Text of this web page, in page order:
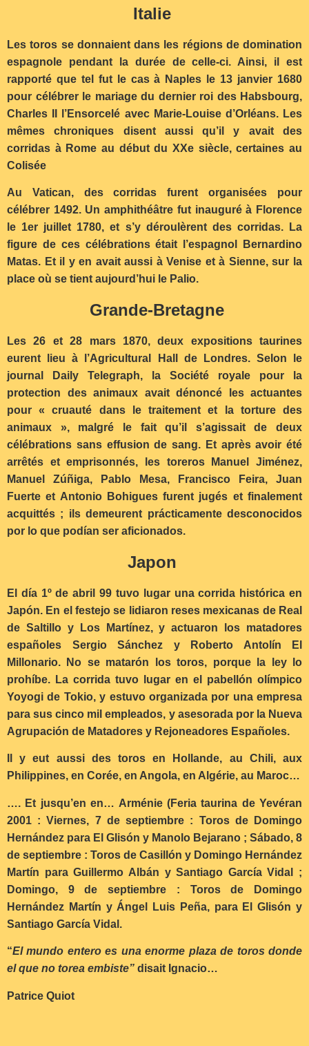
Italie
Les toros se donnaient dans les régions de domination
espagnole pendant la durée de celle-ci. Ainsi, il est
rapporté que tel fut le cas à Naples le 13 janvier 1680
pour célébrer le mariage du dernier roi des Habsbourg,
Charles II l’Ensorcelé avec Marie-Louise d’Orléans. Les
mêmes chroniques disent aussi qu’il y avait des
corridas à Rome au début du XXe siècle, certaines au
Colisée
Au Vatican, des corridas furent organisées pour
célébrer 1492. Un amphithéâtre fut inauguré à Florence
le 1er juillet 1780, et s’y déroulèrent des corridas. La
figure de ces célébrations était l’espagnol Bernardino
Matas. Et il y en avait aussi à Venise et à Sienne, sur la
place où se tient aujourd’hui le Palio.
Grande-Bretagne
Les 26 et 28 mars 1870, deux expositions taurines
eurent lieu à l’Agricultural Hall de Londres. Selon le
journal Daily Telegraph, la Société royale pour la
protection des animaux avait dénoncé les actuantes
pour « cruauté dans le traitement et la torture des
animaux », malgré le fait qu’il s’agissait de deux
célébrations sans effusion de sang. Et après avoir été
arrêtés et emprisonnés, les toreros Manuel Jiménez,
Manuel Zúñiga, Pablo Mesa, Francisco Feira, Juan
Fuerte et Antonio Bohigues furent jugés et finalement
acquittés ; ils demeurent prácticamente desconocidos
por lo que podían ser aficionados.
Japon
El día 1º de abril 99 tuvo lugar una corrida histórica en
Japón. En el festejo se lidiaron reses mexicanas de Real
de Saltillo y Los Martínez, y actuaron los matadores
españoles Sergio Sánchez y Roberto Antolín El
Millonario. No se matarón los toros, porque la ley lo
prohíbe. La corrida tuvo lugar en el pabellón olímpico
Yoyogi de Tokio, y estuvo organizada por una empresa
para sus cinco mil empleados, y asesorada por la Nueva
Agrupación de Matadores y Rejoneadores Españoles.
Il y eut aussi des toros en Hollande, au Chili, aux
Philippines, en Corée, en Angola, en Algérie, au Maroc…
…. Et jusqu’en en… Arménie (Feria taurina de Yevéran
2001 : Viernes, 7 de septiembre : Toros de Domingo
Hernández para El Glisón y Manolo Bejarano ; Sábado, 8
de septiembre : Toros de Casillón y Domingo Hernández
Martín para Guillermo Albán y Santiago García Vidal ;
Domingo, 9 de septiembre : Toros de Domingo
Hernández Martín y Ángel Luis Peña, para El Glisón y
Santiago García Vidal.
“El mundo entero es una enorme plaza de toros donde
el que no torea embiste” disait Ignacio…
Patrice Quiot